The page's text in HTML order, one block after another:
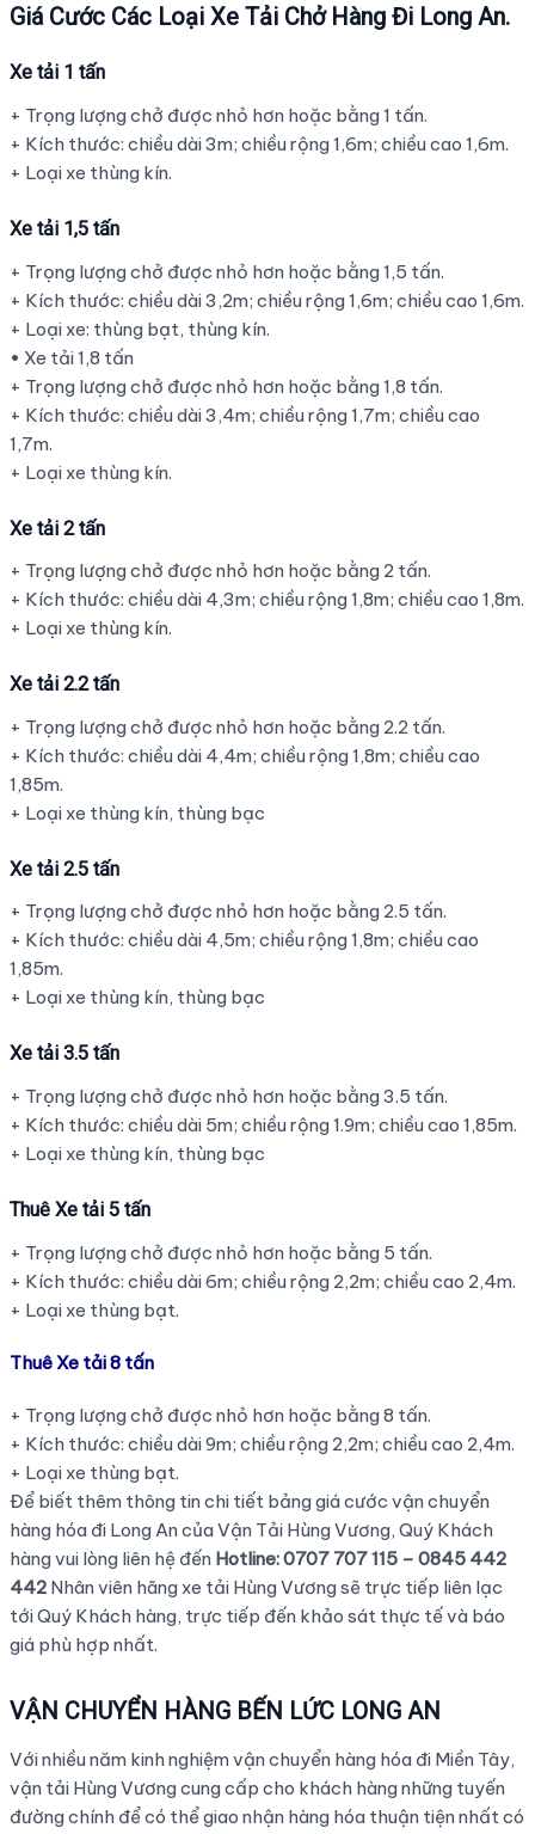
Giá Cước Các Loại Xe Tải Chở Hàng Đi Long An.
Xe tải 1 tấn
+ Trọng lượng chở được nhỏ hơn hoặc bằng 1 tấn.
+ Kích thước: chiều dài 3m; chiều rộng 1,6m; chiều cao 1,6m.
+ Loại xe thùng kín.
Xe tải 1,5 tấn
+ Trọng lượng chở được nhỏ hơn hoặc bằng 1,5 tấn.
+ Kích thước: chiều dài 3,2m; chiều rộng 1,6m; chiều cao 1,6m.
+ Loại xe: thùng bạt, thùng kín.
• Xe tải 1,8 tấn
+ Trọng lượng chở được nhỏ hơn hoặc bằng 1,8 tấn.
+ Kích thước: chiều dài 3,4m; chiều rộng 1,7m; chiều cao
1,7m.
+ Loại xe thùng kín.
Xe tải 2 tấn
+ Trọng lượng chở được nhỏ hơn hoặc bằng 2 tấn.
+ Kích thước: chiều dài 4,3m; chiều rộng 1,8m; chiều cao 1,8m.
+ Loại xe thùng kín.
Xe tải 2.2 tấn
+ Trọng lượng chở được nhỏ hơn hoặc bằng 2.2 tấn.
+ Kích thước: chiều dài 4,4m; chiều rộng 1,8m; chiều cao
1,85m.
+ Loại xe thùng kín, thùng bạc
Xe tải 2.5 tấn
+ Trọng lượng chở được nhỏ hơn hoặc bằng 2.5 tấn.
+ Kích thước: chiều dài 4,5m; chiều rộng 1,8m; chiều cao
1,85m.
+ Loại xe thùng kín, thùng bạc
Xe tải 3.5 tấn
+ Trọng lượng chở được nhỏ hơn hoặc bằng 3.5 tấn.
+ Kích thước: chiều dài 5m; chiều rộng 1.9m; chiều cao 1,85m.
+ Loại xe thùng kín, thùng bạc
Thuê Xe tải 5 tấn
+ Trọng lượng chở được nhỏ hơn hoặc bằng 5 tấn.
+ Kích thước: chiều dài 6m; chiều rộng 2,2m; chiều cao 2,4m.
+ Loại xe thùng bạt.
Thuê Xe tải 8 tấn
+ Trọng lượng chở được nhỏ hơn hoặc bằng 8 tấn.
+ Kích thước: chiều dài 9m; chiều rộng 2,2m; chiều cao 2,4m.
+ Loại xe thùng bạt.
Để biết thêm thông tin chi tiết bảng giá cước vận chuyển
hàng hóa đi Long An của Vận Tải Hùng Vương, Quý Khách
hàng vui lòng liên hệ đến Hotline: 0707 707 115 – 0845 442
442Nhân viên hãng xe tải Hùng Vương sẽ trực tiếp liên lạc
tới Quý Khách hàng, trực tiếp đến khảo sát thực tế và báo
giá phù hợp nhất.
VẬN CHUYỂN HÀNG BẾN LỨC LONG AN
Với nhiều năm kinh nghiệm vận chuyển hàng hóa đi Miền Tây,
vận tải Hùng Vương cung cấp cho khách hàng những tuyến
đường chính để có thể giao nhận hàng hóa thuận tiện nhất có